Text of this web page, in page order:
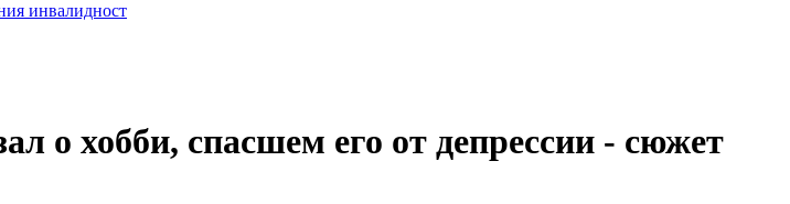
инвалидност
о хобби, спасшем его от депрессии - сюжет